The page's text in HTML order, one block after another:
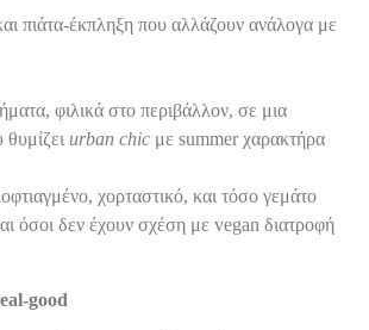
πιάτα-έκπληξη που αλλάζουν ανάλογα με
φιλικά στο περιβάλλον, σε μια
θυμίζει urban chic με summer χαρακτήρα
χορταστικό, και τόσο γεμάτο
όσοι δεν έχουν σχέση με vegan διατροφή
good